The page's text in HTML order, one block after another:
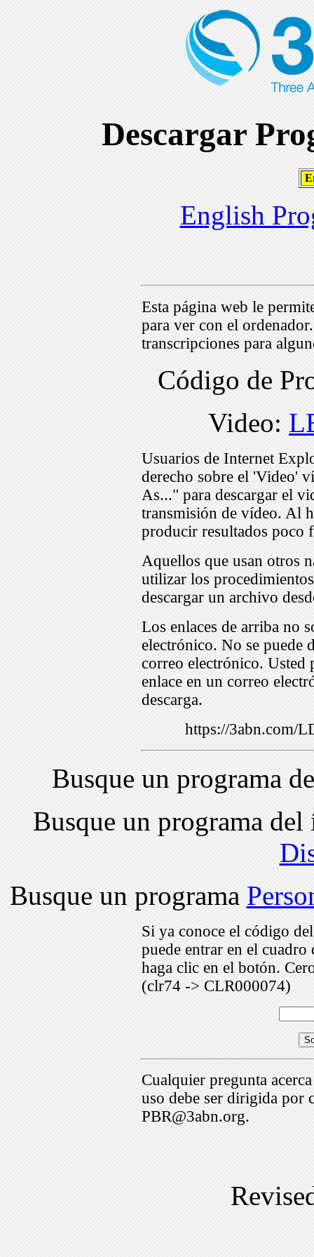
Descargar
English
Esta página web le
para ver con el
transcripciones para
Código de
Video:
Usuarios de Internet
derecho sobre el 'Video'
As..." para descargar el
transmisión de vídeo. Al
producir resultados poco
Aquellos que usan otros
utilizar los
descargar un archivo
Los enlaces de arriba no
electrónico. No se puede
correo electrónico. Usted
enlace en un correo
descarga.
https://3abn.com/
Busque un programa
Busque un programa
Busque un programa
Si ya conoce el código
puede entrar en el
haga clic en el botón.
(clr74 -> CLR000074)
Cualquier pregunta
uso debe ser dirigida por
PBR@3abn.org.